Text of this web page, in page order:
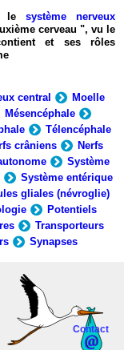
le système nerveux
cerveau ", vu le
et ses rôles
central
Moelle
Mésencéphale
Télencéphale
crâniens
Nerfs
Système
Système entérique
gliales (névroglie)
Potentiels
Transporteurs
Synapses
Contact